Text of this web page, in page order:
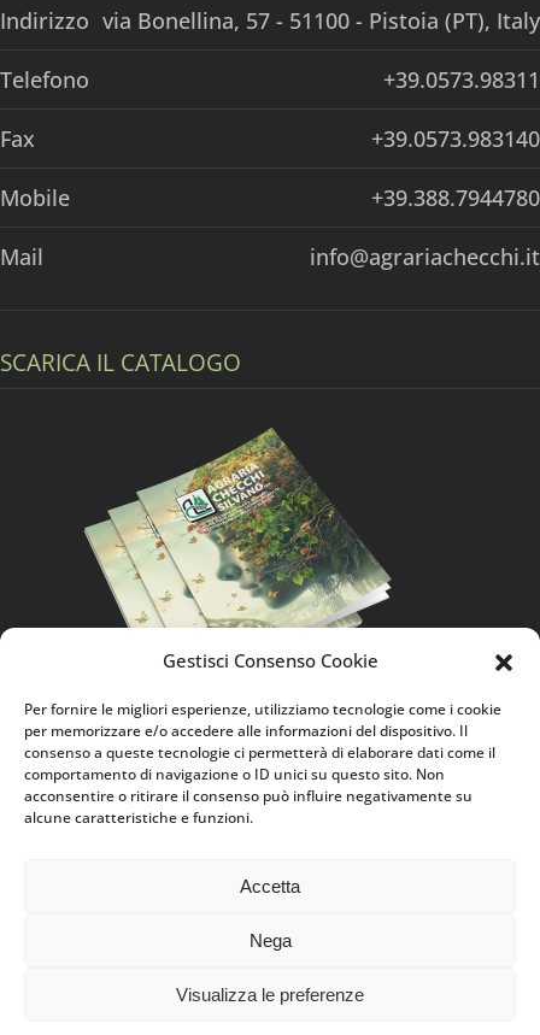
Gestisci Consenso Cookie
Per fornire le migliori esperienze, utilizziamo tecnologie come i cookie
per memorizzare e/o accedere alle informazioni del dispositivo. Il
consenso a queste tecnologie ci permetterà di elaborare dati come il
comportamento di navigazione o ID unici su questo sito. Non
acconsentire o ritirare il consenso può influire negativamente su
alcune caratteristiche e funzioni.
Accetta
Nega
Visualizza le preferenze
Indirizzo via Bonellina, 57 - 51100 - Pistoia (PT), Italy
Telefono +39.0573.98311
Fax +39.0573.983140
Mobile +39.388.7944780
Mail info@agrariachecchi.it
SCARICA IL CATALOGO
HOME CHI SIAMO CONTATTI
SITEMAP
BLACK CARBON FREE POTS
FITOFARMACI
P.IVA 00345760474